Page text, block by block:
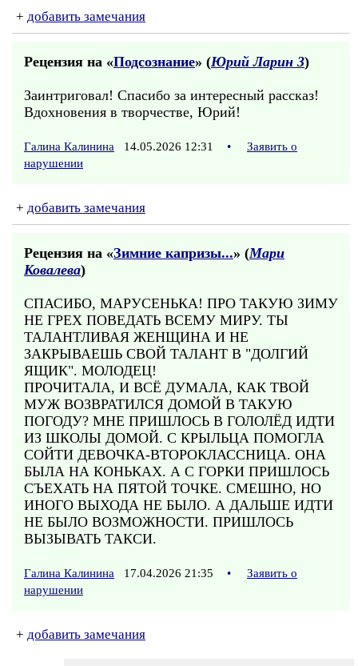
+ добавить замечания
Рецензия на «Подсознание» (Юрий Ларин 3)
Заинтриговал! Спасибо за интересный рассказ!
Вдохновения в творчестве, Юрий!
Галина Калинина 14.05.2026 12:31 •
Заявить о
нарушении
+ добавить замечания
Рецензия на «Зимние капризы...» (Мари
Ковалева)
СПАСИБО, МАРУСЕНЬКА! ПРО ТАКУЮ ЗИМУ
НЕ ГРЕХ ПОВЕДАТЬ ВСЕМУ МИРУ. ТЫ
ТАЛАНТЛИВАЯ ЖЕНЩИНА И НЕ
ЗАКРЫВАЕШЬ СВОЙ ТАЛАНТ В "ДОЛГИЙ
ЯЩИК". МОЛОДЕЦ!
ПРОЧИТАЛА, И ВСЁ ДУМАЛА, КАК ТВОЙ
МУЖ ВОЗВРАТИЛСЯ ДОМОЙ В ТАКУЮ
ПОГОДУ? МНЕ ПРИШЛОСЬ В ГОЛОЛЁД ИДТИ
ИЗ ШКОЛЫ ДОМОЙ. С КРЫЛЬЦА ПОМОГЛА
СОЙТИ ДЕВОЧКА-ВТОРОКЛАССНИЦА. ОНА
БЫЛА НА КОНЬКАХ. А С ГОРКИ ПРИШЛОСЬ
СЪЕХАТЬ НА ПЯТОЙ ТОЧКЕ. СМЕШНО, НО
ИНОГО ВЫХОДА НЕ БЫЛО. А ДАЛЬШЕ ИДТИ
НЕ БЫЛО ВОЗМОЖНОСТИ. ПРИШЛОСЬ
ВЫЗЫВАТЬ ТАКСИ.
Галина Калинина 17.04.2026 21:35 •
Заявить о
нарушении
+ добавить замечания